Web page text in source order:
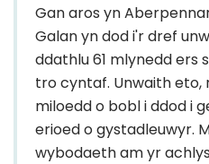
Gan aros yn
Galan yn dod i'r dref
ddathlu 61 mlynedd ers
tro cyntaf. Unwaith eto,
miloedd o bobl i ddod i
erioed o gystadleuwyr.
wybodaeth am yr